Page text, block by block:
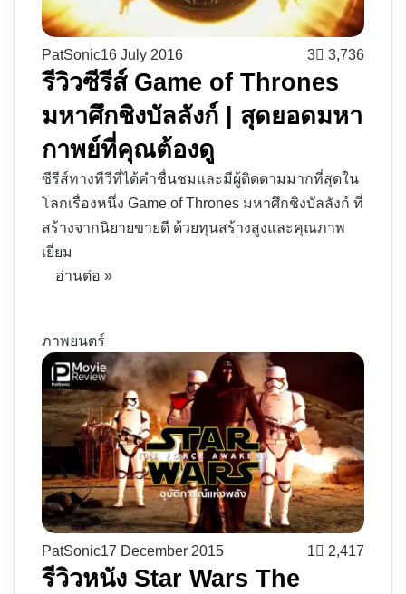
PatSonic16 July 2016 3 3,736
รีวิวซีรีส์ Game of Thrones
มหาศึกชิงบัลลังก์ | สุดยอดมหา
กาพย์ที่คุณต้องดู
ซีรีส์ทางทีวีที่ได้คำชื่นชมและมีผู้ติดตามมากที่สุดใน
โลกเรื่องหนึ่ง Game of Thrones มหาศึกชิงบัลลังก์ ที่
สร้างจากนิยายขายดี ด้วยทุนสร้างสูงและคุณภาพ
เยี่ยม
อ่านต่อ »
ภาพยนตร์
PatSonic17 December 2015 1 2,417
รีวิวหนัง Star Wars The